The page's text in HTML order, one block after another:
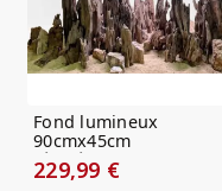
Fond lumineux
90cmx45cm
rétroéclairage RGB
229,99 €